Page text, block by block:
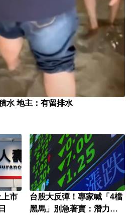
水 地主：有留排水
市
台股大反彈！專家喊「4檔
黑馬」別急著賣：潛力已